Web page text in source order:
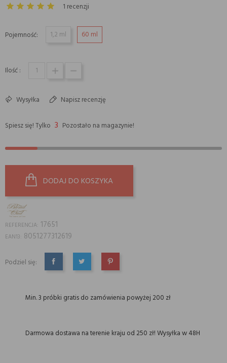
1 recenzji
Pojemność: 1,2 ml 60 ml
Ilość :
Wysyłka Napisz recenzję
Spiesz się! Tylko 3 Pozostało na magazynie!
DODAJ DO KOSZYKA
REFERENCJA: 17651
EAN13: 8051277312619
Podziel się:
UDOSTĘPNIJTWEETUJPINTEREST
Min. 3 próbki gratis do zamówienia powyżej 200 zł
Darmowa dostawa na terenie kraju od 250 zł! Wysyłka w 48H